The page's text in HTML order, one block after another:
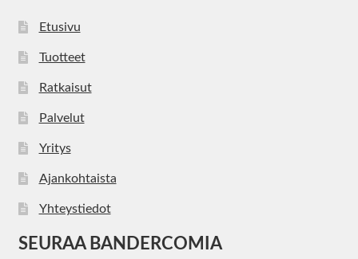
Etusivu
Tuotteet
Ratkaisut
Palvelut
Yritys
Ajankohtaista
Yhteystiedot
SEURAA BANDERCOMIA